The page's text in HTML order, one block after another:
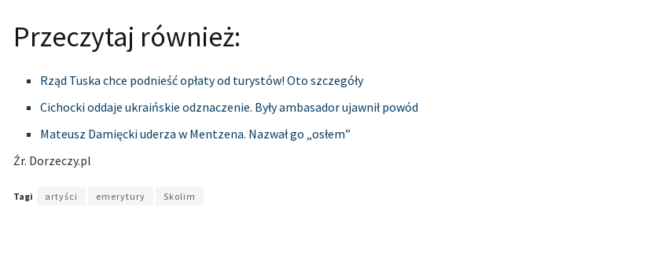
Przeczytaj również:
Rząd Tuska chce podnieść opłaty od turystów! Oto szczegóły
Cichocki oddaje ukraińskie odznaczenie. Były ambasador ujawnił powód
Mateusz Damięcki uderza w Mentzena. Nazwał go „osłem”
Źr. Dorzeczy.pl
Tagi artyści emerytury Skolim